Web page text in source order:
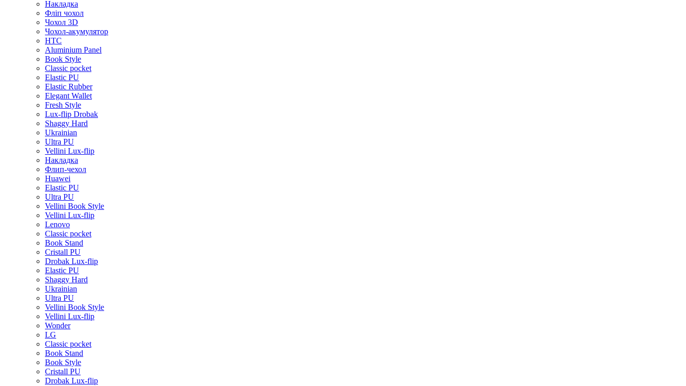
Накладка
Фліп чохол
Чохол 3D
Чохол-акумулятор
HTC
Aluminium Panel
Book Style
Classic pocket
Elastic PU
Elastic Rubber
Elegant Wallet
Fresh Style
Lux-flip Drobak
Shaggy Hard
Ukrainian
Ultra PU
Vellini Lux-flip
Накладка
Флип-чехол
Huawei
Elastic PU
Ultra PU
Vellini Book Style
Vellini Lux-flip
Lenovo
Classic pocket
Book Stand
Cristall PU
Drobak Lux-flip
Elastic PU
Shaggy Hard
Ukrainian
Ultra PU
Vellini Book Style
Vellini Lux-flip
Wonder
LG
Classic pocket
Book Stand
Book Style
Cristall PU
Drobak Lux-flip